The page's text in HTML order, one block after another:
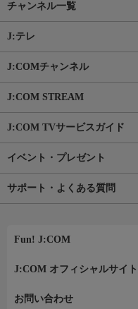
チャンネル一覧
J:テレ
J:COMチャンネル
J:COM STREAM
J:COM TVサービスガイド
イベント・プレゼント
サポート・よくある質問
Fun! J:COM
J:COM オフィシャルサイト
お問い合わせ